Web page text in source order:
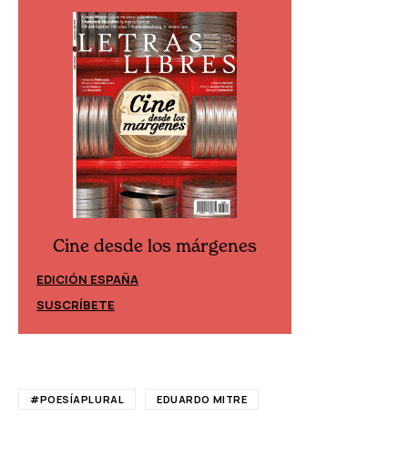
Cine desde los márgenes
EDICIÓN ESPAÑA
SUSCRÍBETE
#POESÍAPLURAL EDUARDO MITRE